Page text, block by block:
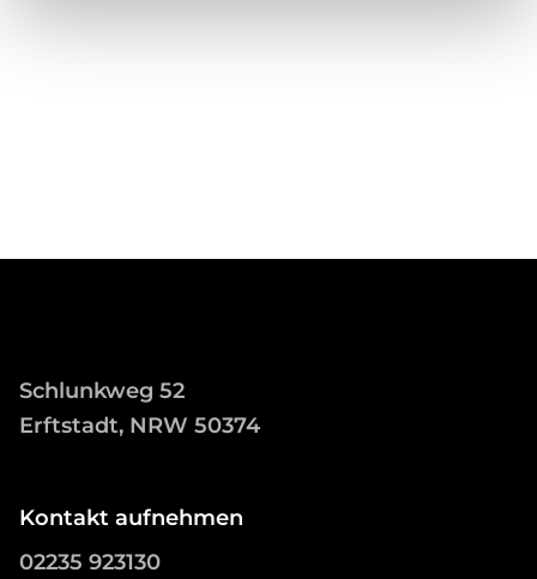
Schlunkweg 52
Erftstadt, NRW 50374
Kontakt aufnehmen
02235 923130